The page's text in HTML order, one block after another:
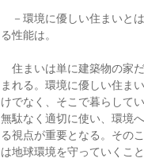
－環境に優しい住まいと
る性能は。
住まいは単に建築物の家
まれる。環境に優しい住ま
けでなく、そこで暮らして
無駄なく適切に使い、環境
る視点が重要となる。その
は地球環境を守っていくこ